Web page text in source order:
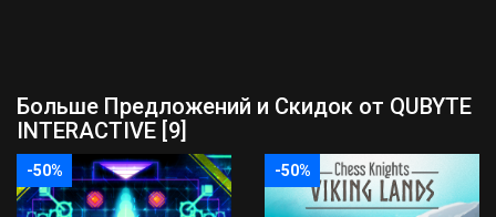
Больше Предложений и Скидок от QUBYTE
INTERACTIVE [9]
-50% -50%